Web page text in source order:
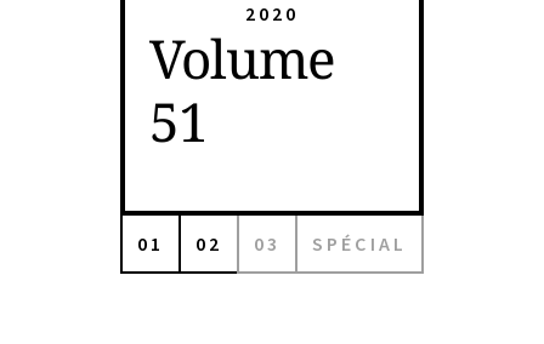
2020
Volume
51
01 02 03 SPÉCIAL